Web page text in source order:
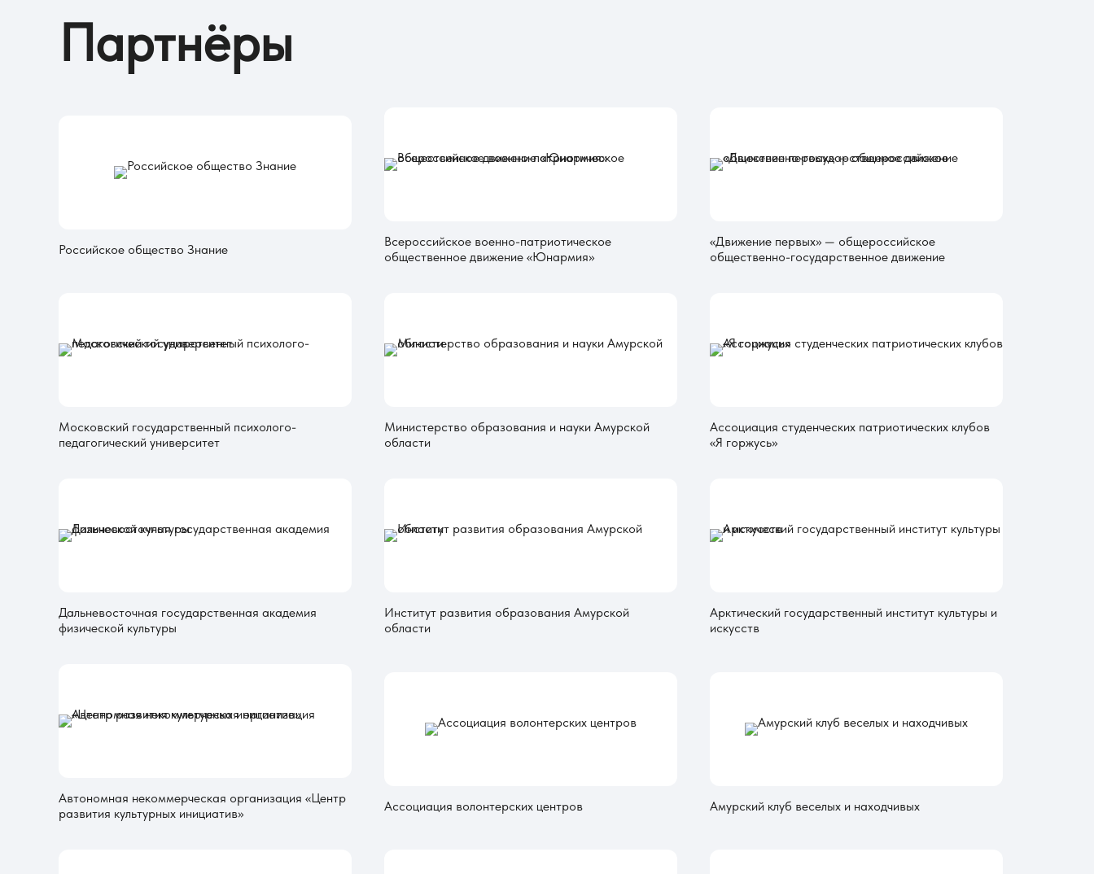
Партнёры
Российское общество Знание
Всероссийское военно-патриотическое
общественное движение «Юнармия»
«Движение первых» — общероссийское
общественно-государственное движение
Московский государственный психолого-
педагогический университет
Министерство образования и науки Амурской
области
Ассоциация студенческих патриотических клубов
«Я горжусь»
Дальневосточная государственная академия
физической культуры
Институт развития образования Амурской
области
Арктический государственный институт культуры и
искусств
Автономная некоммерческая организация «Центр
развития культурных инициатив»
Ассоциация волонтерских центров Амурский клуб веселых и находчивых